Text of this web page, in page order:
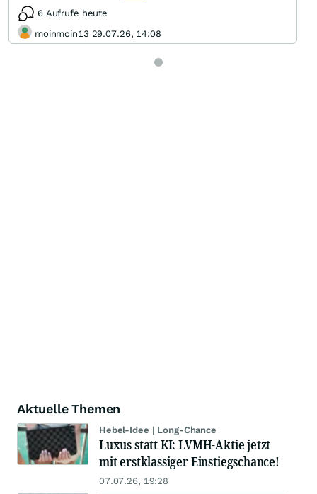
6 Aufrufe heute
moinmoin13 29.07.26, 14:08
Aktuelle Themen
Hebel-Idee | Long-Chance
Luxus statt KI: LVMH-Aktie jetzt
mit erstklassiger Einstiegschance!
07.07.26, 19:28